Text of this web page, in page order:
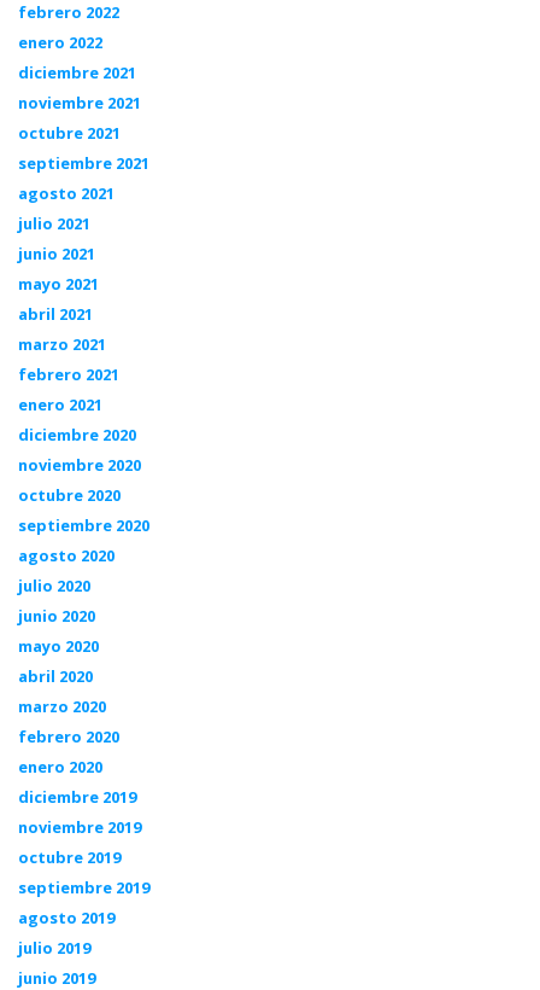
febrero 2022
enero 2022
diciembre 2021
noviembre 2021
octubre 2021
septiembre 2021
agosto 2021
julio 2021
junio 2021
mayo 2021
abril 2021
marzo 2021
febrero 2021
enero 2021
diciembre 2020
noviembre 2020
octubre 2020
septiembre 2020
agosto 2020
julio 2020
junio 2020
mayo 2020
abril 2020
marzo 2020
febrero 2020
enero 2020
diciembre 2019
noviembre 2019
octubre 2019
septiembre 2019
agosto 2019
julio 2019
junio 2019